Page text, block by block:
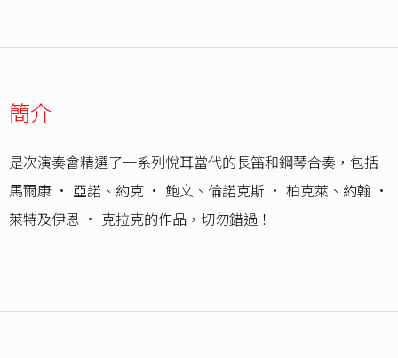
簡介
是次演奏會精選了一系列悅耳當代的長笛和鋼琴合奏，包括
馬爾康 · 亞諾、約克 · 鮑文、倫諾克斯 · 柏克萊、約翰 ·
萊特及伊恩 · 克拉克的作品，切勿錯過！